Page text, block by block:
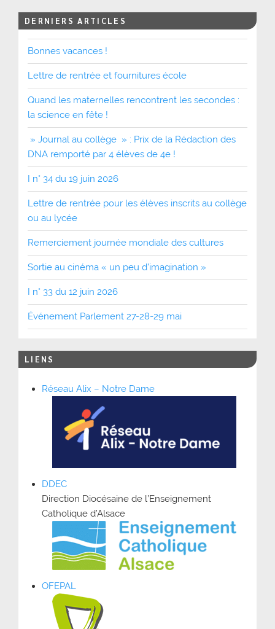
DERNIERS ARTICLES
Bonnes vacances !
Lettre de rentrée et fournitures école
Quand les maternelles rencontrent les secondes :
la science en fête !
» Journal au collège » : Prix de la Rédaction des
DNA remporté par 4 élèves de 4e !
I n° 34 du 19 juin 2026
Lettre de rentrée pour les élèves inscrits au collège
ou au lycée
Remerciement journée mondiale des cultures
Sortie au cinéma « un peu d’imagination »
I n° 33 du 12 juin 2026
Événement Parlement 27-28-29 mai
LIENS
Réseau Alix – Notre Dame
DDEC
Direction Diocésaine de l’Enseignement
Catholique d’Alsace
OFEPAL